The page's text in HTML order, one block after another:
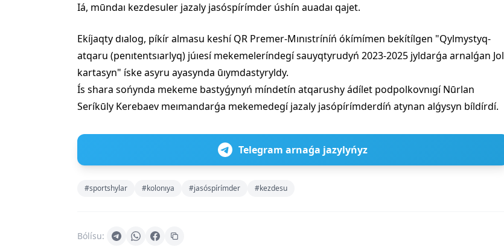
Iá, mūndaı kezdesuler jazaly jasóspírímder úshín auadaı qajet.
Ekíjaqty dıalog, píkír almasu keshí QR Premer-Mınıstríníń ókímímen bekítílgen "Qylmystyq-
atqaru (penıtentsıarlyq) júıesí mekemeleríndegí sauyqtyrudyń 2023-2025 jyldarǵa arnalǵan Jol
kartasyn" íske asyru ayasynda ūıymdastyryldy.
Ís shara sońynda mekeme bastyǵynyń míndetín atqarushy ádílet podpolkovnıgí Nūrlan
Seríkūly Kerebaev meımandarǵa mekemedegí jazaly jasópírímderdíń atynan alǵysyn bíldírdí.
Telegram arnaǵa jazylyńyz
#sportshylar #kolonıya #jasóspírímder #kezdesu
Bólísu: